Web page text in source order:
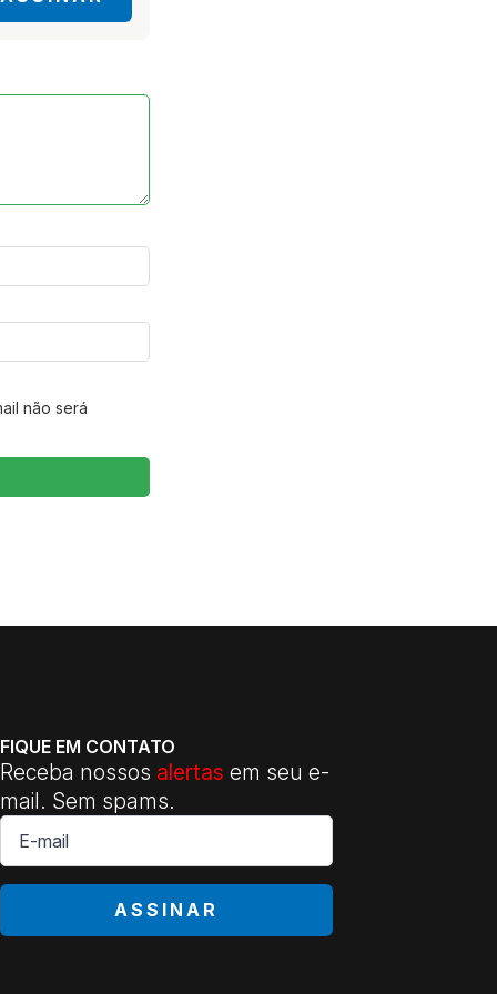
não será
FIQUE EM CONTATO
Receba nossos alertas em seu e-
mail. Sem spams.
E-
mail
*
ASSINAR